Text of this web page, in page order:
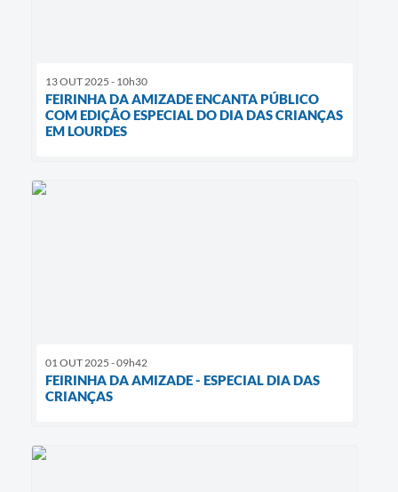
13 OUT 2025 - 10h30
FEIRINHA DA AMIZADE ENCANTA PÚBLICO
COM EDIÇÃO ESPECIAL DO DIA DAS CRIANÇAS
EM LOURDES
01 OUT 2025 - 09h42
FEIRINHA DA AMIZADE - ESPECIAL DIA DAS
CRIANÇAS